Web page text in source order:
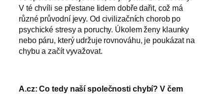
V té chvíli se přestane lidem dobře dařit, což má
různé průvodní jevy. Od civilizačních chorob po
psychické stresy a poruchy. Úkolem ženy klaunky
nebo páru, který udržuje rovnováhu, je poukázat na
chybu a začít vyvažovat.
A.cz: Co tedy naší společnosti chybí? V čem